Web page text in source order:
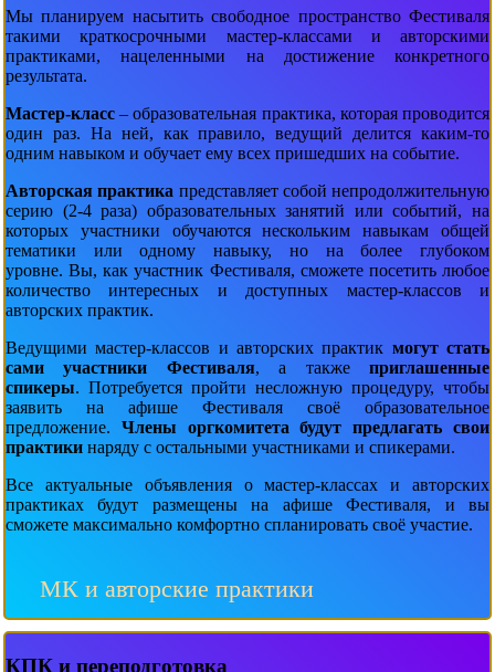
Мы планируем насытить свободное пространство Фестиваля
такими краткосрочными мастер-классами и авторскими
практиками, нацеленными на достижение конкретного
результата.
Мастер-класс – образовательная практика, которая проводится
один раз. На ней, как правило, ведущий делится каким-то
одним навыком и обучает ему всех пришедших на событие.
Авторская практика представляет собой непродолжительную
серию (2-4 раза) образовательных занятий или событий, на
которых участники обучаются нескольким навыкам общей
тематики или одному навыку, но на более глубоком
уровне.Вы, как участник Фестиваля, сможете посетить любое
количество интересных и доступных мастер-классов и
авторских практик.
Ведущими мастер-классов и авторских практик могут стать
сами участники Фестиваля, а такжеприглашенные
спикеры. Потребуется пройти несложную процедуру, чтобы
заявить на афише Фестиваля своё образовательное
предложение. Члены оргкомитета будут предлагать свои
практики наряду с остальными участниками и спикерами.
Все актуальные объявления о мастер-классах и авторских
практиках будут размещены на афише Фестиваля, и вы
сможете максимально комфортно спланировать своё участие.
МК и авторские практики
КПК и переподготовка